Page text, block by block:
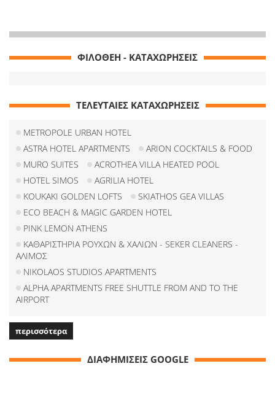
ΦΙΛΟΘΕΗ - ΚΑΤΑΧΩΡΗΣΕΙΣ
ΤΕΛΕΥΤΑΙΕΣ ΚΑΤΑΧΩΡΗΣΕΙΣ
METROPOLE URBAN HOTEL
ASTRA HOTEL APARTMENTS
ARION COCKTAILS & FOOD
MURO SUITES
ACROTHEA VILLA HEATED POOL
HOTEL SIMOS
AGRILIA HOTEL
KOUKAKI GOLDEN LOFTS
SKIATHOS GEA VILLAS
ECO BEACH & MAGIC GARDEN HOTEL
PINK LEMON ATHENS
ΚΑΘΑΡΙΣΤΗΡΙΑ ΡΟΥΧΩΝ & ΧΑΛΙΩΝ - SEKER CLEANERS -
ΑΛΙΜΟΣ
NIKOLAOS STUDIOS APARTMENTS
ALPHA APARTMENTS FREE SHUTTLE FROM AND TO THE
AIRPORT
περισσότερα
ΔΙΑΦΗΜΙΣΕΙΣ GOOGLE